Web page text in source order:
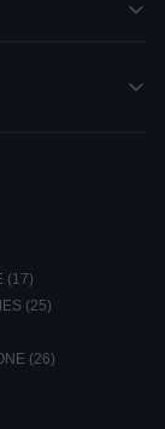
(17)
(25)
(26)